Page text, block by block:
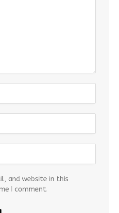
and website in this
I comment.